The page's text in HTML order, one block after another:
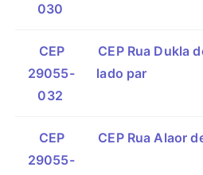
030
CEP
29055-
032
CEP Rua Dukla
lado par
CEP
29055-
CEP Rua Alaor